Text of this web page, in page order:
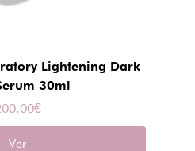
Lightening Dark
30ml
€
Ver